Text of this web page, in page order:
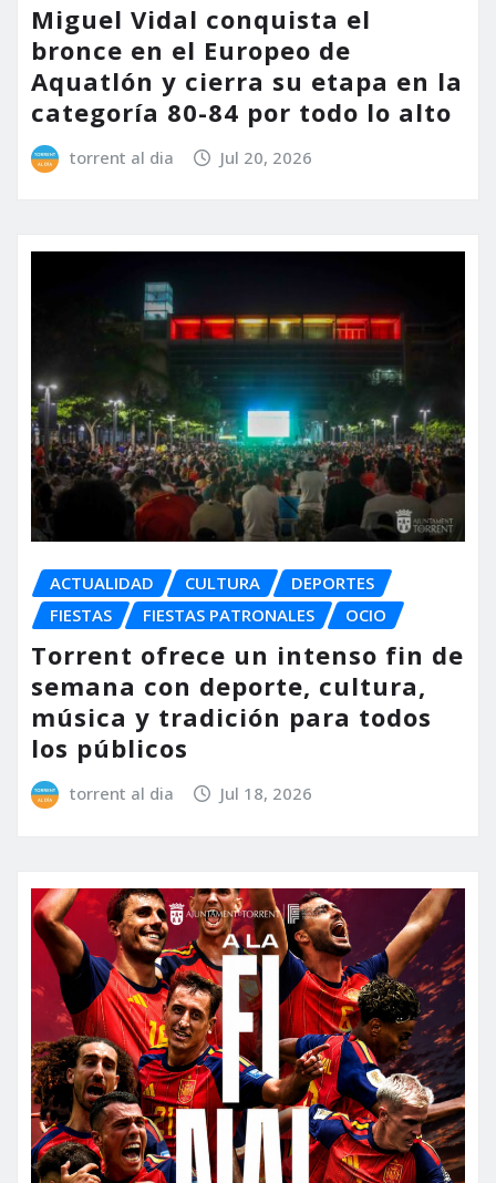
Miguel Vidal conquista el
bronce en el Europeo de
Aquatlón y cierra su etapa en la
categoría 80-84 por todo lo alto
torrent al dia Jul 20, 2026
ACTUALIDAD CULTURA
DEPORTES
FIESTAS
FIESTAS PATRONALES OCIO
Torrent ofrece un intenso fin de
semana con deporte, cultura,
música y tradición para todos
los públicos
torrent al dia Jul 18, 2026